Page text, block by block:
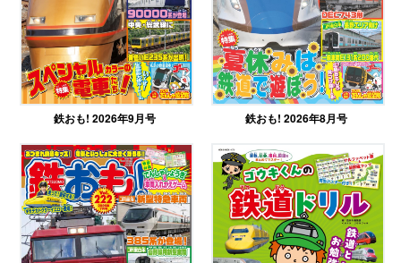
鉄おも! 2026年9月号 鉄おも! 2026年8月号